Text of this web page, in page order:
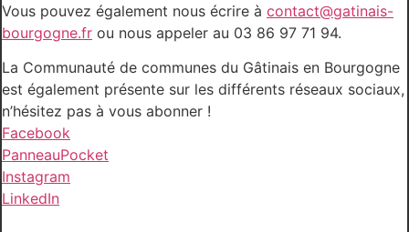
Vous pouvez également nous écrire à contact@gatinais-
bourgogne.fr ou nous appeler au 03 86 97 71 94.
La Communauté de communes du Gâtinais en Bourgogne
est également présente sur les différents réseaux sociaux,
n’hésitez pas à vous abonner !
Facebook
PanneauPocket
Instagram
LinkedIn